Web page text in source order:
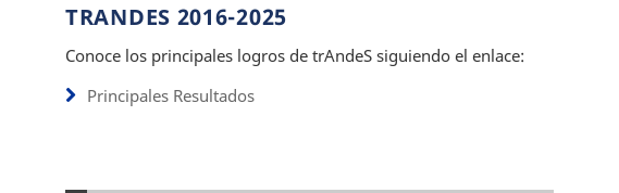
TRANDES 2016-2025
Conoce los principales logros de trAndeS siguiendo el enlace:
Principales Resultados